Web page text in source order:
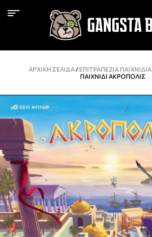
ΑΡΧΙΚΉ ΣΕΛΊΔΑ/ ΕΠΙΤΡΑΠΈΖΙΑ ΠΑΙΧΝΊΔΙΑ
ΠΑΙΧΝΊΔΙ ΑΚΡΌΠΟΛΙΣ